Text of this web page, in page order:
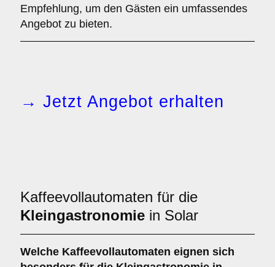
Empfehlung, um den Gästen ein umfassendes
Angebot zu bieten.
→ Jetzt Angebot erhalten
Kaffeevollautomaten für die
Kleingastronomie in Solar
Welche Kaffeevollautomaten eignen sich